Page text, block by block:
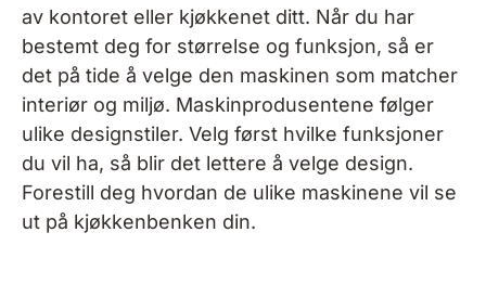
av kontoret eller kjøkkenet ditt. Når du har
bestemt deg for størrelse og funksjon, så er
det på tide å velge den maskinen som matcher
interiør og miljø. Maskinprodusentene følger
ulike designstiler. Velg først hvilke funksjoner
du vil ha, så blir det lettere å velge design.
Forestill deg hvordan de ulike maskinene vil se
ut på kjøkkenbenken din.